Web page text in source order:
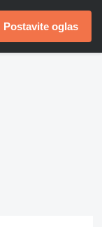
Postavite oglas